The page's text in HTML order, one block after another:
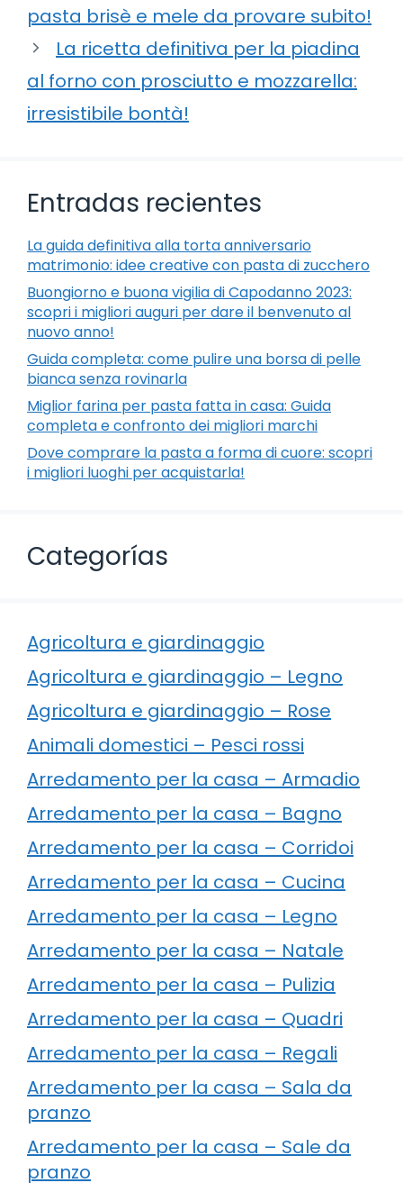
pasta brisè e mele da provare subito!
La ricetta definitiva per la piadina
al forno con prosciutto e mozzarella:
irresistibile bontà!
Entradas recientes
La guida definitiva alla torta anniversario
matrimonio: idee creative con pasta di zucchero
Buongiorno e buona vigilia di Capodanno 2023:
scopri i migliori auguri per dare il benvenuto al
nuovo anno!
Guida completa: come pulire una borsa di pelle
bianca senza rovinarla
Miglior farina per pasta fatta in casa: Guida
completa e confronto dei migliori marchi
Dove comprare la pasta a forma di cuore: scopri
i migliori luoghi per acquistarla!
Categorías
Agricoltura e giardinaggio
Agricoltura e giardinaggio – Legno
Agricoltura e giardinaggio – Rose
Animali domestici – Pesci rossi
Arredamento per la casa – Armadio
Arredamento per la casa – Bagno
Arredamento per la casa – Corridoi
Arredamento per la casa – Cucina
Arredamento per la casa – Legno
Arredamento per la casa – Natale
Arredamento per la casa – Pulizia
Arredamento per la casa – Quadri
Arredamento per la casa – Regali
Arredamento per la casa – Sala da
pranzo
Arredamento per la casa – Sale da
pranzo